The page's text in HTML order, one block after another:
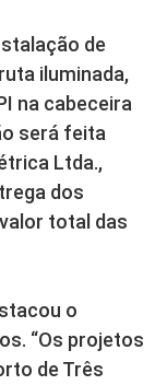
de
iluminada,
na cabeceira
será feita
Ltda.,
dos
total das
o
“Os projetos
de Três